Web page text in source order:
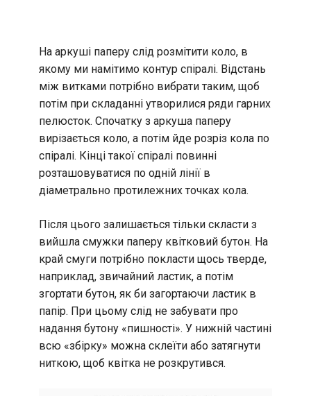
На аркуші паперу слід розмітити коло, в
якому ми намітимо контур спіралі. Відстань
між витками потрібно вибрати таким, щоб
потім при складанні утворилися ряди гарних
пелюсток. Спочатку з аркуша паперу
вирізається коло, а потім йде розріз кола по
спіралі. Кінці такої спіралі повинні
розташовуватися по одній лінії в
діаметрально протилежних точках кола.
Після цього залишається тільки скласти з
вийшла смужки паперу квітковий бутон. На
край смуги потрібно покласти щось тверде,
наприклад, звичайний ластик, а потім
згортати бутон, як би загортаючи ластик в
папір. При цьому слід не забувати про
надання бутону «пишності». У нижній частині
всю «збірку» можна склеїти або затягнути
ниткою, щоб квітка не розкрутився.